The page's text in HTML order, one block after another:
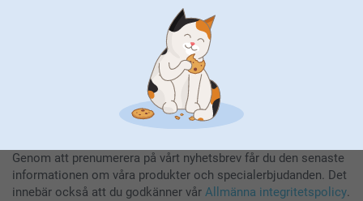
Genom att prenumerera på vårt nyhetsbrev får du den senaste
informationen om våra produkter och specialerbjudanden. Det
innebär också att du godkänner vår Allmänna integritetspolicy.